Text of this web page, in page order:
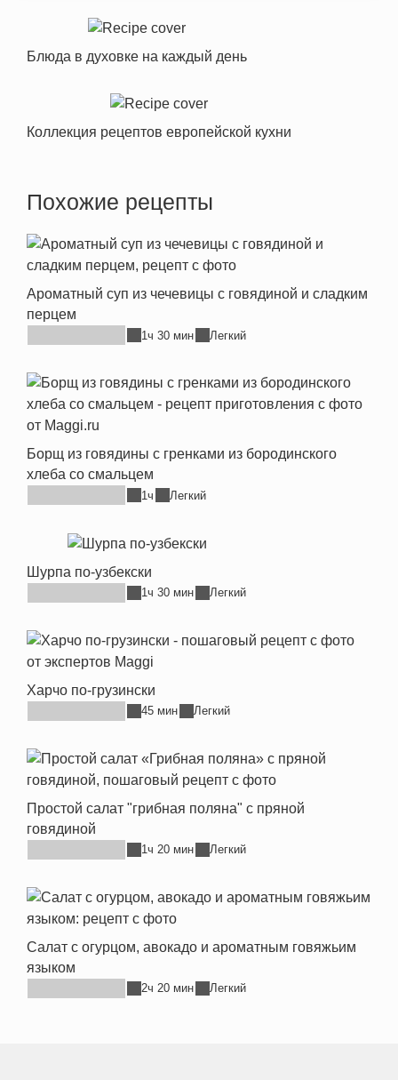
Блюда в духовке на каждый день
Коллекция рецептов европейской кухни
Похожие рецепты
Ароматный суп из чечевицы с говядиной и сладким
перцем
1ч 30 мин Легкий
Борщ из говядины с гренками из бородинского
хлеба со смальцем
1ч Легкий
Шурпа по-узбекски
1ч 30 мин Легкий
Харчо по-грузински
45 мин Легкий
Простой салат "грибная поляна" с пряной
говядиной
1ч 20 мин Легкий
Салат с огурцом, авокадо и ароматным говяжьим
языком
2ч 20 мин Легкий